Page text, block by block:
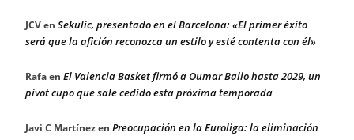
JCVen Sekulic, presentado en el Barcelona: «El primer éxito
será que la afición reconozca un estilo y esté contenta con él»
Rafaen El Valencia Basket firmó a Oumar Ballo hasta 2029, un
pívot cupo que sale cedido esta próxima temporada
Javi C Martínezen Preocupación en la Euroliga: la eliminación